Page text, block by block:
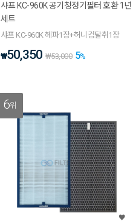
샤프 KC-960K 공기청정기필터 호환 1년
세트
샤프 KC-960K 헤파1장+허니컴탈취1장
₩50,350 ₩53,000 5%
6위